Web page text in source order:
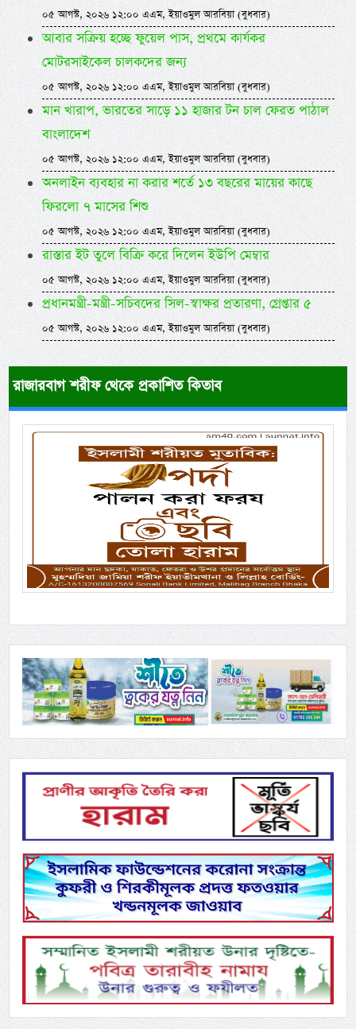
০৫ আগস্ট, ২০২৬ ১২:০০ এএম, ইয়াওমুল আরবিয়া (বুধবার)
আবার সক্রিয় হচ্ছে ফুয়েল পাস, প্রথমে কার্যকর
মোটরসাইকেল চালকদের জন্য
০৫ আগস্ট, ২০২৬ ১২:০০ এএম, ইয়াওমুল আরবিয়া (বুধবার)
মান খারাপ, ভারতের সাড়ে ১১ হাজার টন চাল ফেরত পাঠাল
বাংলাদেশ
০৫ আগস্ট, ২০২৬ ১২:০০ এএম, ইয়াওমুল আরবিয়া (বুধবার)
অনলাইন ব্যবহার না করার শর্তে ১৩ বছরের মায়ের কাছে
ফিরলো ৭ মাসের শিশু
০৫ আগস্ট, ২০২৬ ১২:০০ এএম, ইয়াওমুল আরবিয়া (বুধবার)
রাস্তার ইট তুলে বিক্রি করে দিলেন ইউপি মেম্বার
০৫ আগস্ট, ২০২৬ ১২:০০ এএম, ইয়াওমুল আরবিয়া (বুধবার)
প্রধানমন্ত্রী-মন্ত্রী-সচিবদের সিল-স্বাক্ষর প্রতারণা, গ্রেপ্তার ৫
০৫ আগস্ট, ২০২৬ ১২:০০ এএম, ইয়াওমুল আরবিয়া (বুধবার)
রাজারবাগ শরীফ থেকে প্রকাশিত কিতাব